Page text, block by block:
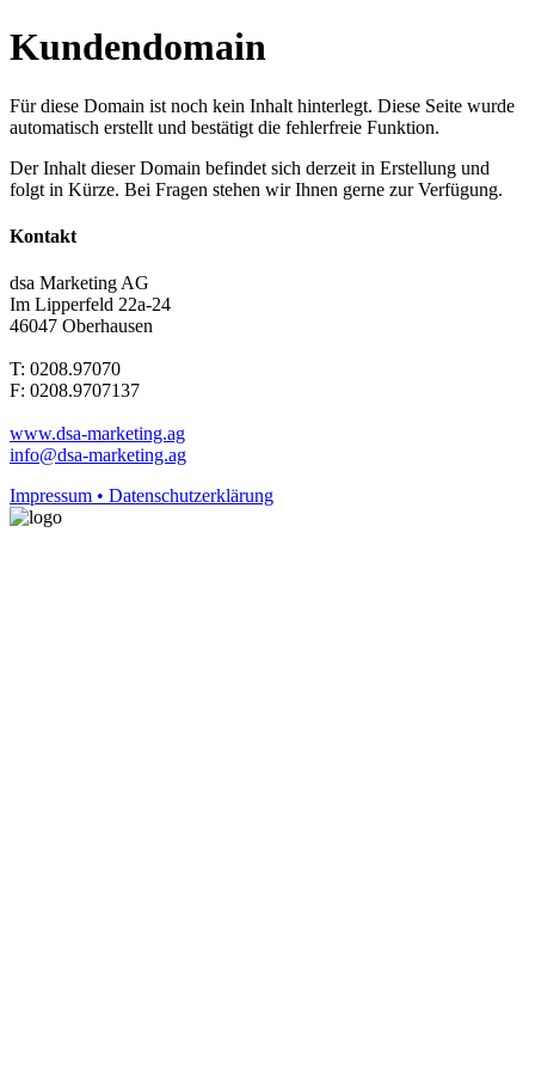
Kundendomain
Für diese Domain ist noch kein Inhalt hinterlegt. Diese Seite wurde
automatisch erstellt und bestätigt die fehlerfreie Funktion.
Der Inhalt dieser Domain befindet sich derzeit in Erstellung und
folgt in Kürze. Bei Fragen stehen wir Ihnen gerne zur Verfügung.
Kontakt
dsa Marketing AG
Im Lipperfeld 22a-24
46047 Oberhausen
T: 0208.97070
F: 0208.9707137
www.dsa-marketing.ag
info@dsa-marketing.ag
Impressum • Datenschutzerklärung